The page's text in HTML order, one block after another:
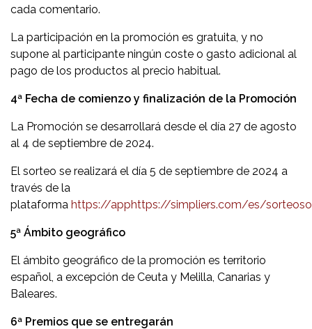
cada comentario.
La participación en la promoción es gratuita, y no
supone al participante ningún coste o gasto adicional al
pago de los productos al precio habitual.
4ª Fecha de comienzo y finalización de la Promoción
La Promoción se desarrollará desde el día 27 de agosto
al 4 de septiembre de 2024.
El sorteo se realizará el día 5 de septiembre de 2024 a
través de la
plataforma https://apphttps://simpliers.com/es/
5ª Ámbito geográfico
El ámbito geográfico de la promoción es territorio
español, a excepción de Ceuta y Melilla, Canarias y
Baleares.
6ª Premios que se entregarán